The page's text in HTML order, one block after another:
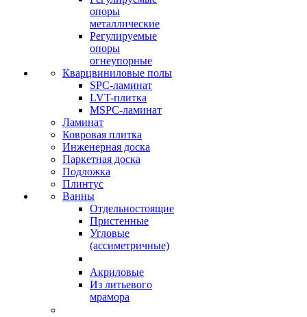
опоры
металлические
Регулируемые
опоры
огнеупорные
Кварцвиниловые полы
SPC-ламинат
LVT-плитка
MSPC-ламинат
Ламинат
Ковровая плитка
Инженерная доска
Паркетная доска
Подложка
Плинтус
Ванны
Отдельностоящие
Пристенные
Угловые
(ассиметричные)
Акриловые
Из литьевого
мрамора